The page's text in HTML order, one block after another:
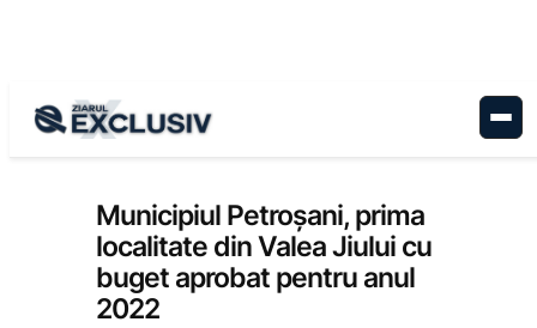
Administrație
Municipiul Petroșani, prima
localitate din Valea Jiului cu
buget aprobat pentru anul
2022